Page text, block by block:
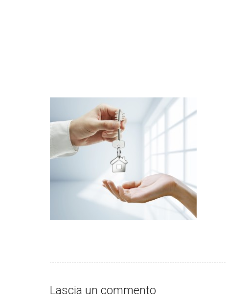
Lascia un commento